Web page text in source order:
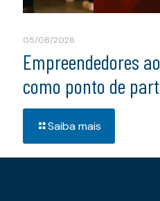
05/08/2026
Empreendedores
como ponto de
Saiba mais